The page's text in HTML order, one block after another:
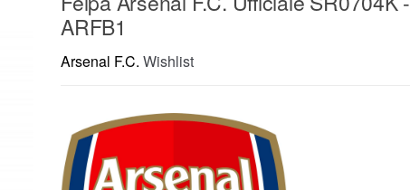
ARFB1
Arsenal F.C. Wishlist